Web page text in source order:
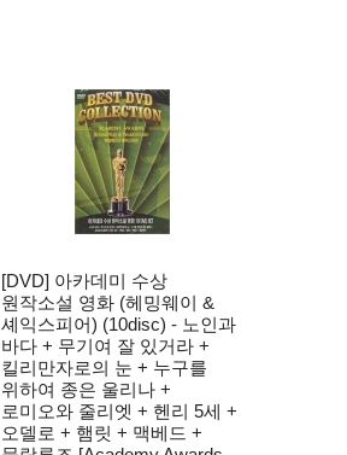
[DVD] 아카데미 수상
원작소설 영화 (헤밍웨이 &
셰익스피어) (10disc) - 노인과
바다 + 무기여 잘 있거라 +
킬리만자로의 눈 + 누구를
위하여 종은 울리나 +
로미오와 줄리엣 + 헨리 5세 +
오델로 + 햄릿 + 맥베드 +